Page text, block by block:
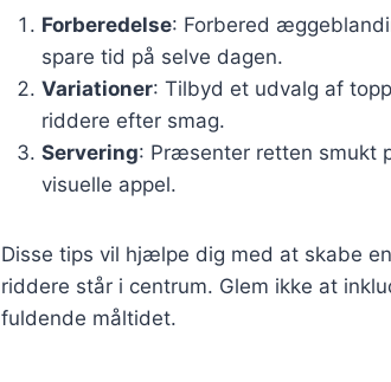
Forberedelse: Forbered
spare tid på selve dagen.
Variationer: Tilbyd et udvalg af
riddere efter smag.
Servering: Præsenter retten smukt
visuelle appel.
Disse tips vil hjælpe dig med at skabe
riddere står i centrum. Glem ikke at
fuldende måltidet.